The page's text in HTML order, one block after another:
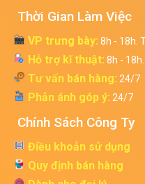
Thời Gian Làm Việc
VP trưng bày: 8h - 18h.
Hỗ trợ kĩ thuật: 8h -
Tư vấn bán hàng: 24/7
Phản ánh góp ý: 24/7
Chính Sách Công Ty
Điều khoản sử dụng
Quy định bán hàng